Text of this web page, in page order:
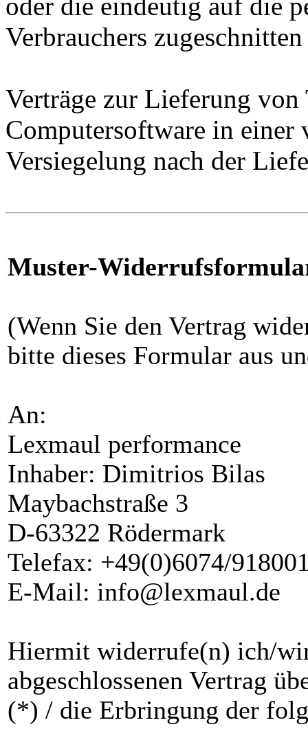
Verbrauchers
Verträge zur Lieferung
Computersoftware in einer
Versiegelung nach der
Muster-
(Wenn Sie den Vertrag
bitte dieses Formular aus
An:
Lexmaul performance
Inhaber: Dimitrios Bilas
Maybachstraße 3
D-63322 Rödermark
Telefax: +49(0)6074/
E-Mail: info@lexmaul.de
Hiermit widerrufe(n) ich/
abgeschlossenen Vertrag
(*) / die Erbringung der